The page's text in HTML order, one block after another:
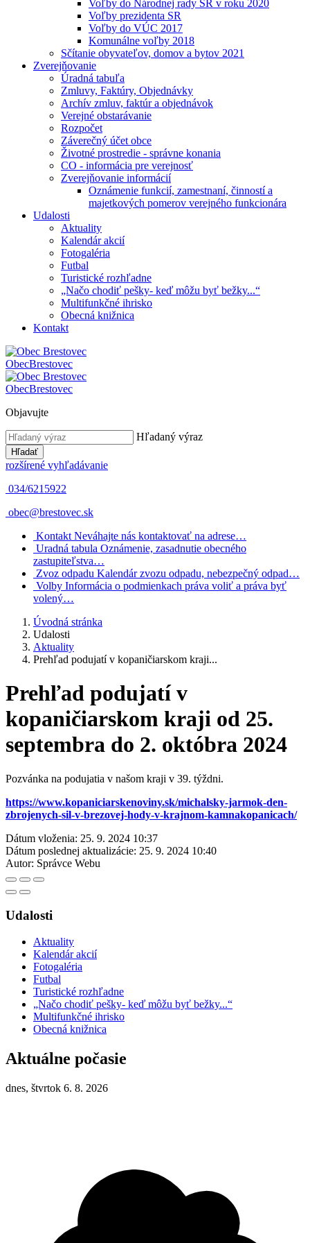
Voľby do Národnej rady SR v roku 2020
Voľby prezidenta SR
Voľby do VÚC 2017
Komunálne voľby 2018
Sčítanie obyvateľov, domov a bytov 2021
Zverejňovanie
Úradná tabuľa
Zmluvy, Faktúry, Objednávky
Archív zmluv, faktúr a objednávok
Verejné obstarávanie
Rozpočet
Záverečný účet obce
Životné prostredie - správne konania
CO - informácia pre verejnosť
Zverejňovanie informácií
Oznámenie funkcií, zamestnaní, činností a
majetkových pomerov verejného funkcionára
Udalosti
Aktuality
Kalendár akcií
Fotogaléria
Futbal
Turistické rozhľadne
„Načo chodiť pešky- keď môžu byť bežky...“
Multifunkčné ihrisko
Obecná knižnica
Kontakt
ObecBrestovec
ObecBrestovec
Objavujte
Hľadaný výraz
Hľadať
rozšírené vyhľadávanie
034/6215922
obec@brestovec.sk
Kontakt Neváhajte nás kontaktovať na adrese…
Uradná tabula Oznámenie, zasadnutie obecného
zastupiteľstva…
Zvoz odpadu Kalendár zvozu odpadu, nebezpečný odpad…
Volby Informácia o podmienkach práva voliť a práva byť
volený…
Úvodná stránka
Udalosti
Aktuality
Prehľad podujatí v kopaničiarskom kraji...
Prehľad podujatí v
kopaničiarskom kraji od 25.
septembra do 2. októbra 2024
Pozvánka na podujatia v našom kraji v 39. týždni.
https://www.kopaniciarskenoviny.sk/michalsky-jarmok-den-
zbrojenych-sil-v-brezovej-hody-v-krajnom-kamnakopanicach/
Dátum vloženia: 25. 9. 2024 10:37
Dátum poslednej aktualizácie: 25. 9. 2024 10:40
Autor: Správce Webu
Udalosti
Aktuality
Kalendár akcií
Fotogaléria
Futbal
Turistické rozhľadne
„Načo chodiť pešky- keď môžu byť bežky...“
Multifunkčné ihrisko
Obecná knižnica
Aktuálne počasie
dnes, štvrtok 6. 8. 2026